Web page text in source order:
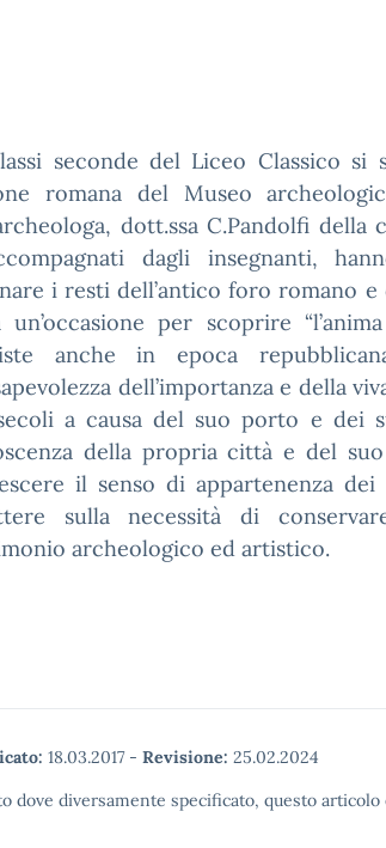
seconde del Liceo Classico si
romana del Museo
dott.ssa C.Pandolfi della
dagli insegnanti,
i resti dell’antico foro romano e
un’occasione per scoprire
anche in epoca
dell’importanza e della
a causa del suo porto e dei
della propria città e del
il senso di appartenenza
sulla necessità di
archeologico ed artistico.
18.03.2017 - Revisione: 25.02.2024
dove diversamente specificato, questo